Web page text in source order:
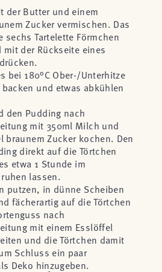
der Butter und einem
Zucker vermischen. Das
sechs Tartelette Förmchen
der Rückseite eines
bei 180°C Ober-/Unterhitze
und etwas abkühlen
den Pudding nach
mit 350ml Milch und
braunem Zucker kochen. Den
direkt auf die Törtchen
etwa 1 Stunde im
lassen.
putzen, in dünne Scheiben
fächerartig auf die Törtchen
nach
mit einem Esslöffel
und die Törtchen damit
Schluss ein paar
Deko hinzugeben.